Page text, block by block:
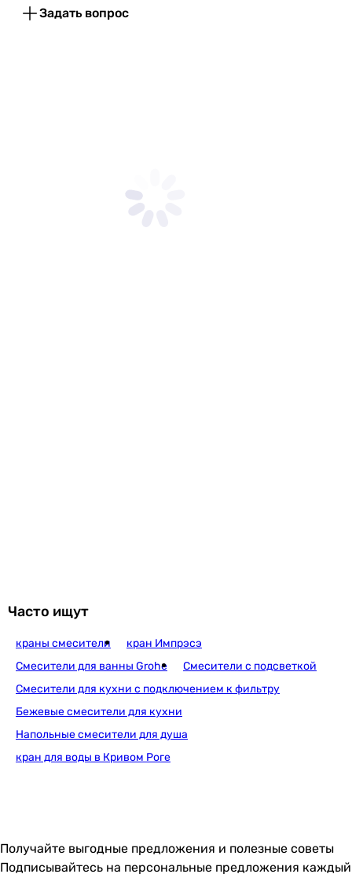
Сообщите нам об этом!
Задать вопрос
Часто ищут
краны смесители
кран Импрэсэ
Смесители для ванны Grohe
Смесители с подсветкой
Смесители для кухни с подключением к фильтру
Бежевые смесители для кухни
Напольные смесители для душа
кран для воды в Кривом Роге
Получайте выгодные предложения и полезные советы
Подписывайтесь на персональные предложения каждый